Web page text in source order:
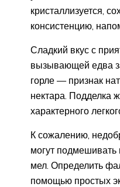
кристаллизуется,
консистенцию,
Сладкий вкус с
вызывающей едва
горле — признак
нектара. Подделка
характерного
К сожалению,
могут подмешивать
мел. Определить
помощью простых